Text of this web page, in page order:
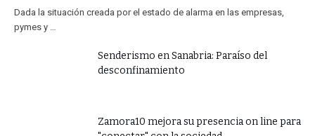
Dada la situación creada por el estado de alarma en las empresas,
pymes y …
Senderismo en Sanabria: Paraíso del
desconfinamiento
Zamora10 mejora su presencia on line para